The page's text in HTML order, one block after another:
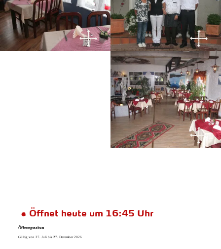
Öffnet heute um 16:45 Uhr
Öffnungszeiten
Gültig von 27. Juli bis 27. Dezember 2026